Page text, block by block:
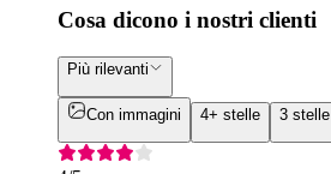
Cosa dicono i nostri clienti
Più rilevanti
Con immagini 4+ stelle 3 stelle